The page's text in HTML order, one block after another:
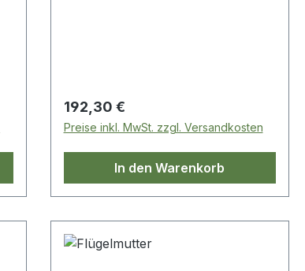
Regulärer Preis:
192,30 €
Preise inkl. MwSt. zzgl. Versandkosten
In den Warenkorb